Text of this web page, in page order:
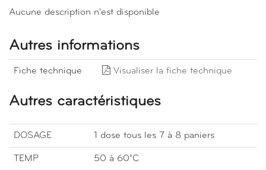
Aucune description n'est disponible
Autres informations
Fiche technique Visualiser la fiche technique
Autres caractéristiques
DOSAGE 1 dose tous les 7 à 8 paniers
TEMP 50 à 60°C